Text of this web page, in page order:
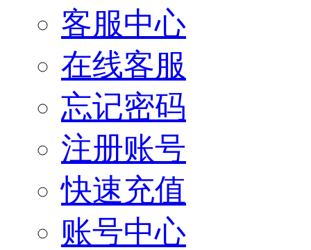
客服中心
在线客服
忘记密码
注册账号
快速充值
账号中心